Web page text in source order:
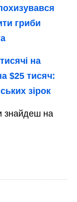
гриби
на
$25 тисяч:
зірок
знайдеш на